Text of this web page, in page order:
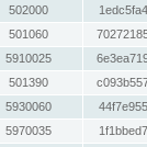
502000
501060
5910025
501390
5930060
5970035